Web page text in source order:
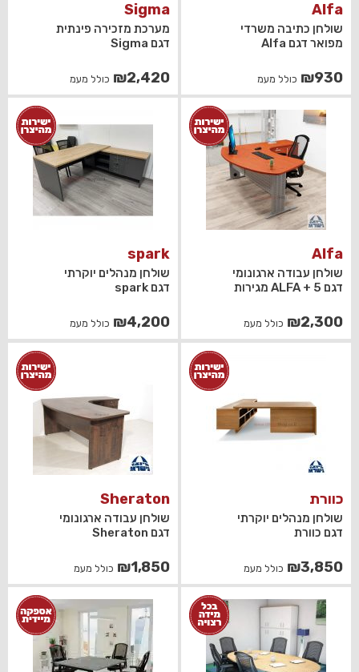
Alfa
שולחן כתיבה משרדי
מפואר דגם Alfa
₪930 כולל מעמ
Sigma
מערכת מזכירה פינתית
דגם Sigma
₪2,420 כולל מעמ
Alfa
שולחן עבודה ארגונומי
דגם ALFA + 5 מגירות
₪2,300 כולל מעמ
spark
שולחן מנהלים יוקרתי
דגם spark
₪4,200 כולל מעמ
כוורת
שולחן מנהלים יוקרתי
דגם כוורת
₪3,850 כולל מעמ
Sheraton
שולחן עבודה ארגונומי
דגם Sheraton
₪1,850 כולל מעמ